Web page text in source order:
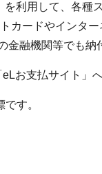
利用して、各種
カードやインタ
融機関等でも納
お支払サイト」
す。